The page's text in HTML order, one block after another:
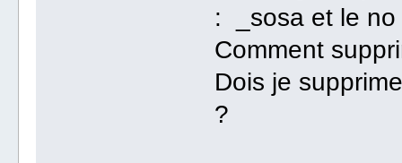
: _sosa et le
Comment
Dois je
?